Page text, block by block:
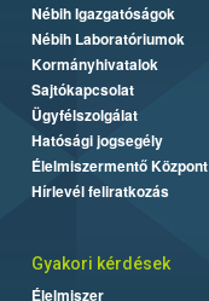
Nébih Igazgatóságok
Nébih Laboratóriumok
Kormányhivatalok
Sajtókapcsolat
Ügyfélszolgálat
Hatósági jogsegély
Élelmiszermentő Központ
Hírlevél feliratkozás
Gyakori kérdések
Élelmiszer